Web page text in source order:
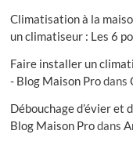
Climatisation à la
un climatiseur : Les 6
Faire installer un
- Blog Maison Prodans
Débouchage d’évier et
Blog Maison Prodans